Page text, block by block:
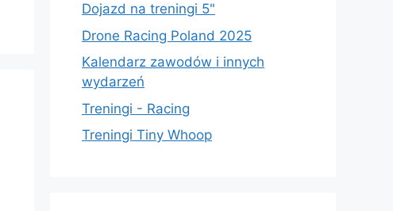
Dojazd na treningi 5"
Drone Racing Poland 2025
Kalendarz zawodów i innych
wydarzeń
Treningi - Racing
Treningi Tiny Whoop